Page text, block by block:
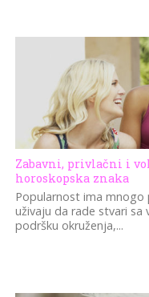
Zabavni, privlačni i
horoskopska znaka
Popularnost ima
uživaju da rade stvari
podršku okruženja,...